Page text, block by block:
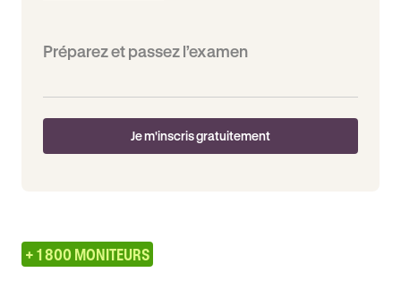
Préparez et passez l’examen
Je m'inscris gratuitement
+ 1 800 MONITEURS